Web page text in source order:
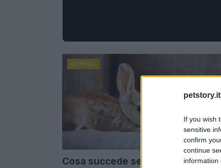
If you wish
sensitive
confirm
continue
information
CONIGLI
Cosa succede se il coniglio lecca